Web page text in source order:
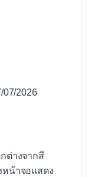
2026
ต่างจากสี
หน้าจอแสดง